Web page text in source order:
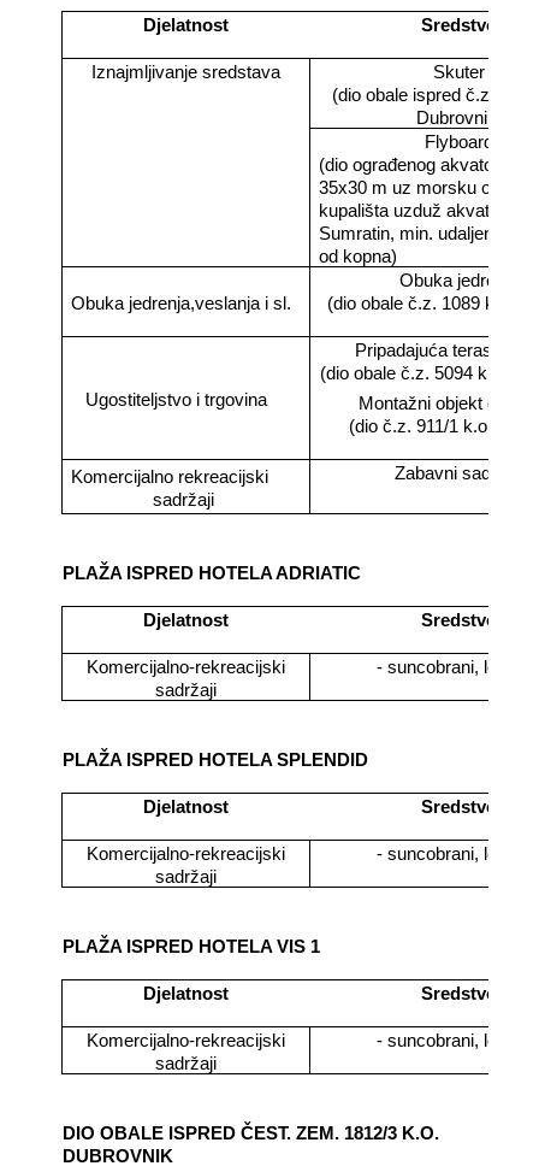
Djelatnost Sredstvo
Iznajmljivanje sredstava
Skuter
(dio obale ispred č.z.
Dubrovnik)
Flyboard
(dio ograđenog akvatorija
35x30 m uz morsku ogradu
kupališta uzduž akvatorija
Sumratin, min. udaljenosti
od kopna)
Obuka jedrenja,veslanja i sl.
Obuka jedrenja
(dio obale č.z. 1089 k.o.
Ugostiteljstvo i trgovina
Pripadajuća terasa
(dio obale č.z. 5094 k.o.
Montažni objekt do 12
(dio č.z. 911/1 k.o.
Komercijalno rekreacijski
sadržaji
Zabavni sadržaji
PLAŽA ISPRED HOTELA ADRIATIC
Djelatnost Sredstvo
Komercijalno-rekreacijski
sadržaji
- suncobrani,
PLAŽA ISPRED HOTELA SPLENDID
Djelatnost Sredstvo
Komercijalno-rekreacijski
sadržaji
- suncobrani,
PLAŽA ISPRED HOTELA VIS 1
Djelatnost Sredstvo
Komercijalno-rekreacijski
sadržaji
- suncobrani,
DIO OBALE ISPRED ČEST. ZEM. 1812/3 K.O.
DUBROVNIK